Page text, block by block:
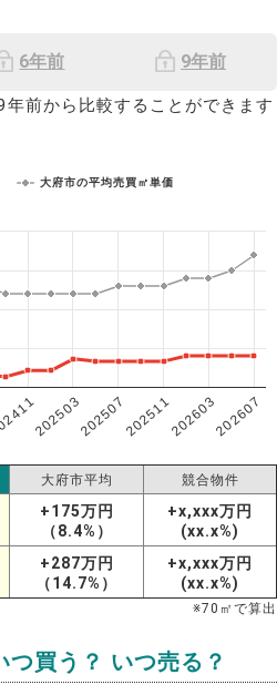
6年前 9年前
前から比較することができます
大府市の平均売買㎡単価
202503202507202511202603202607
大府市平均 競合物件
+175万円
（8.4%）
+x,xxx万円
(xx.x%)
+287万円
（14.7%）
+x,xxx万円
(xx.x%)
※70 ㎡で算出
つ買う？ いつ売る？